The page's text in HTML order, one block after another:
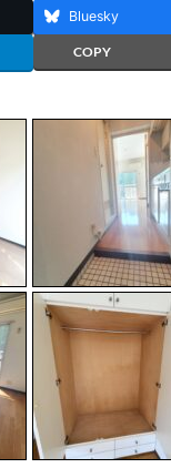
Bluesky
COPY